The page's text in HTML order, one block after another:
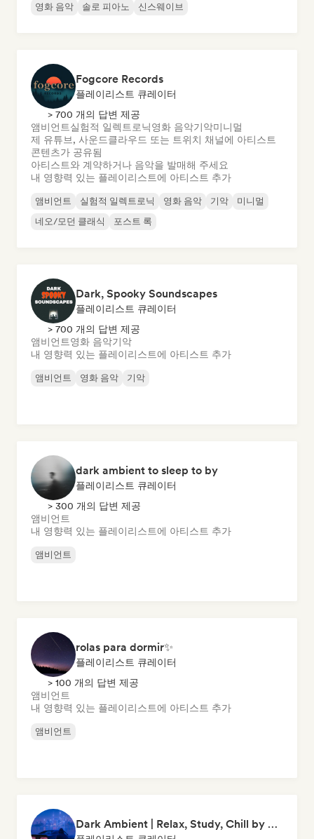
영화 음악
솔로 피아노 신스웨이브
Fogcore Records
플레이리스트 큐레이터
> 700 개의 답변 제공
앰비언트실험적 일렉트로닉영화 음악기악미니멀
제 유튜브, 사운드클라우드 또는 트위치 채널에 아티스트
콘텐츠가 공유됨
아티스트와 계약하거나 음악을 발매해 주세요
내 영향력 있는 플레이리스트에 아티스트 추가
앰비언트 실험적 일렉트로닉 영화 음악 기악
미니멀
네오/모던 클래식
포스트 록
Dark, Spooky Soundscapes
플레이리스트 큐레이터
> 700 개의 답변 제공
앰비언트영화 음악기악
내 영향력 있는 플레이리스트에 아티스트 추가
앰비언트 영화 음악 기악
dark ambient to sleep to by
플레이리스트 큐레이터
> 300 개의 답변 제공
앰비언트
내 영향력 있는 플레이리스트에 아티스트 추가
앰비언트
rolas para dormir✨
플레이리스트 큐레이터
> 100 개의 답변 제공
앰비언트
내 영향력 있는 플레이리스트에 아티스트 추가
앰비언트
Dark Ambient | Relax, Study, Chill by clapine